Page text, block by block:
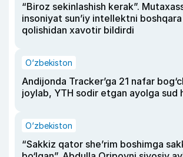
“Biroz sekinlashish kerak”.
insoniyat sun’iy intellektni
qolishidan xavotir bildirdi
O‘zbekiston
Andijonda Tracker’ga 21 nafar
joylab, YTH sodir etgan ayolga sud
O‘zbekiston
“Sakkiz qator she’rim boshimga